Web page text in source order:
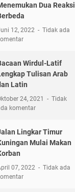
Dua Reaksi
12, 2022
Tidak ada
Wirdul-Latif
Tulisan Arab
Latin
24, 2021
Tidak
komentar
Lingkar Timur
Mulai Makan
07, 2022
Tidak ada